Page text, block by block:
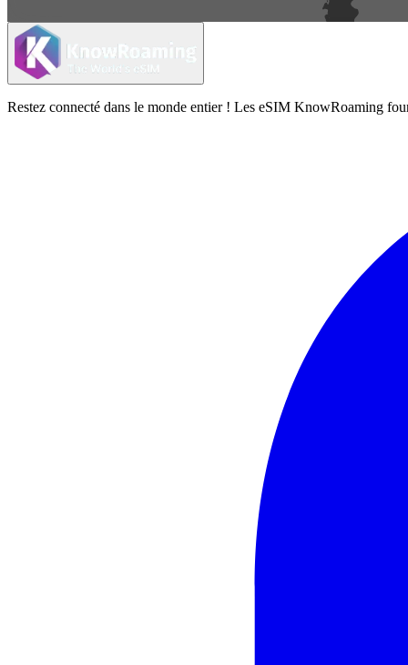
Restez connecté dans le monde entier ! Les eSIM KnowRoaming